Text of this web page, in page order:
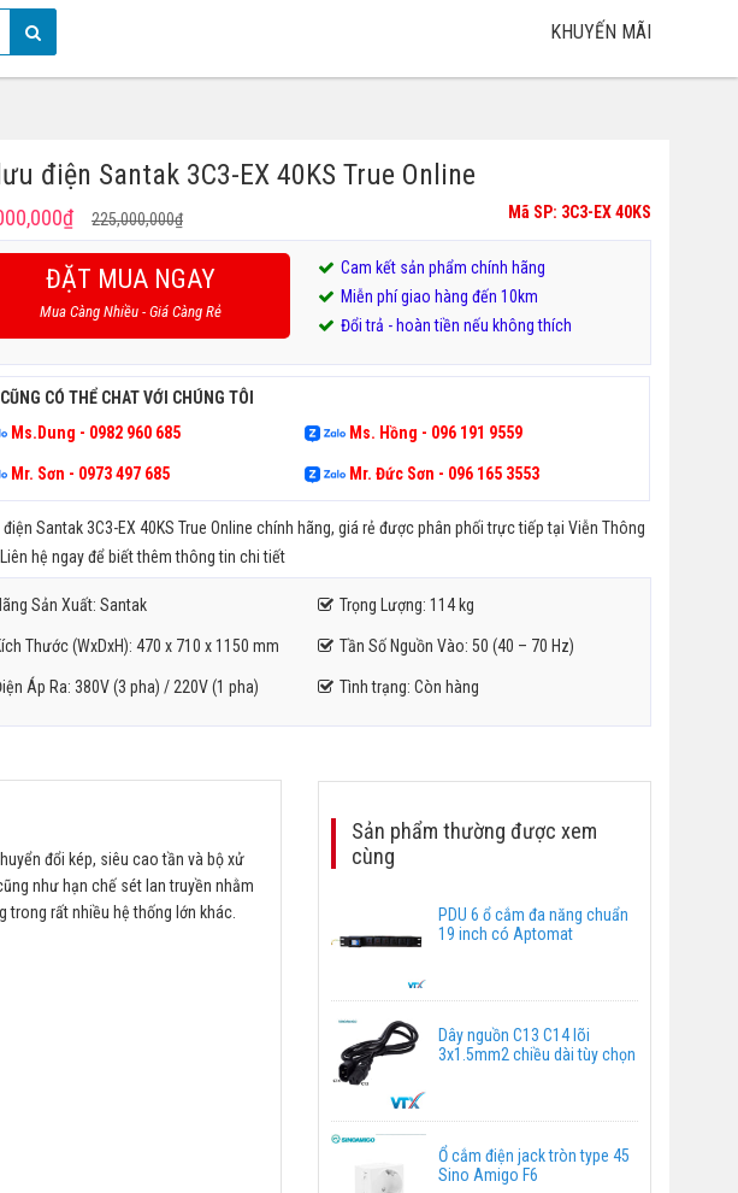
KHUYẾN MÃI
điện Santak 3C3-EX 40KS True Online
225,000,000₫Giá
gốc
là:
225,000,000₫.
₫
Giá
hiện
tại
là:
215,000,000₫.
Mã SP: 3C3-EX 40KS
ĐẶT MUA NGAY
Mua Càng Nhiều - Giá Càng Rẻ
Cam kết sản phẩm chính hãng
Miễn phí giao hàng đến 10km
Đổi trả - hoàn tiền nếu không thích
CÓ THỂ CHAT VỚI CHÚNG TÔI
Ms.Dung - 0982 960 685
Ms. Hồng - 096 191 9559
Mr. Sơn - 0973 497 685 Mr. Đức Sơn - 096 165 3553
điện Santak 3C3-EX 40KS True Online chính hãng, giá rẻ được phân phối trực tiếp tại Viễn Thông
hệ ngay để biết thêm thông tin chi tiết
Sản Xuất: Santak Trọng Lượng: 114 kg
Thước (WxDxH): 470 x 710 x 1150 mm Tần Số Nguồn Vào: 50 (40 – 70 Hz)
Áp Ra: 380V (3 pha) / 220V (1 pha) Tình trạng: Còn hàng
đổi kép, siêu cao tần và bộ xử
như hạn chế sét lan truyền nhằm
rất nhiều hệ thống lớn khác.
Sản phẩm thường được xem
cùng
PDU 6 ổ cắm đa năng chuẩn
19 inch có Aptomat
Dây nguồn C13 C14 lõi
3x1.5mm2 chiều dài tùy chọn
Ổ cắm điện jack tròn type 45
Sino Amigo F6